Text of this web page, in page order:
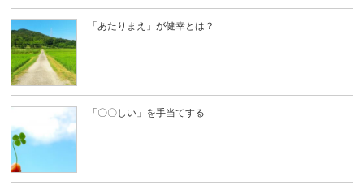
「あたりまえ」が健幸とは？
「〇〇しい」を手当てする